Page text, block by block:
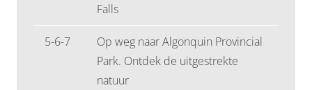
Falls
5-6-7
Op weg naar Algonquin Provincial
Park. Ontdek de uitgestrekte
natuur